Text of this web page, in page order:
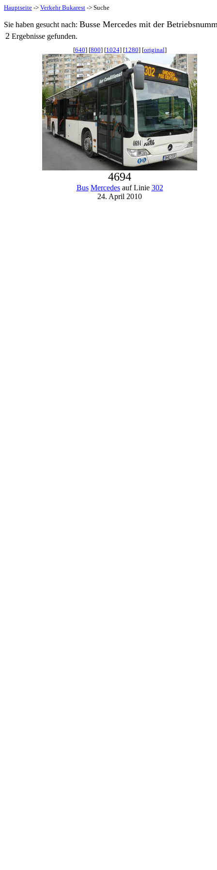
Hauptseite -> Verkehr Bukarest -> Suche
Sie haben gesucht nach: Busse Mercedes mit der
2 Ergebnisse gefunden.
[640] [800] [1024] [1280] [original]
4694
Bus Mercedesauf Linie 302
24. April 2010